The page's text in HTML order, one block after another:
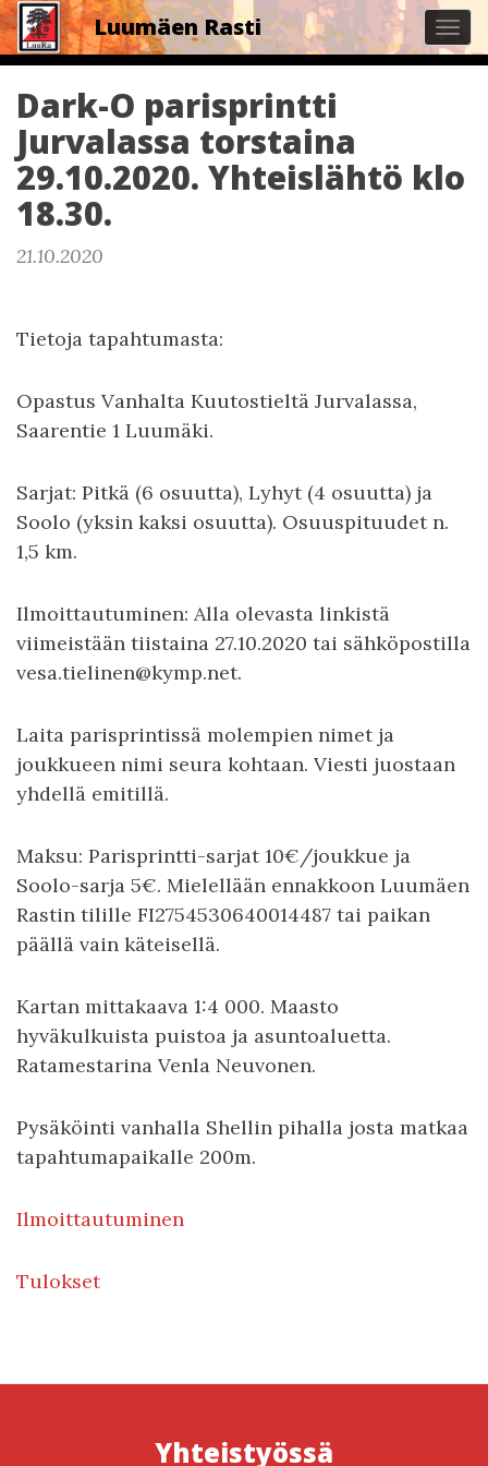
Luumäen Rasti
Dark-O parisprintti
Jurvalassa torstaina
29.10.2020. Yhteislähtö klo
18.30.
21.10.2020
Tietoja tapahtumasta:
Opastus Vanhalta Kuutostieltä Jurvalassa,
Saarentie 1 Luumäki.
Sarjat: Pitkä (6 osuutta), Lyhyt (4 osuutta) ja
Soolo (yksin kaksi osuutta). Osuuspituudet n.
1,5 km.
Ilmoittautuminen: Alla olevasta linkistä
viimeistään tiistaina 27.10.2020 tai sähköpostilla
vesa.tielinen@kymp.net.
Laita parisprintissä molempien nimet ja
joukkueen nimi seura kohtaan. Viesti juostaan
yhdellä emitillä.
Maksu: Parisprintti-sarjat 10€/joukkue ja
Soolo-sarja 5€. Mielellään ennakkoon Luumäen
Rastin tilille FI2754530640014487 tai paikan
päällä vain käteisellä.
Kartan mittakaava 1:4 000. Maasto
hyväkulkuista puistoa ja asuntoaluetta.
Ratamestarina Venla Neuvonen.
Pysäköinti vanhalla Shellin pihalla josta matkaa
tapahtumapaikalle 200m.
Ilmoittautuminen
Tulokset
Yhteistyössä